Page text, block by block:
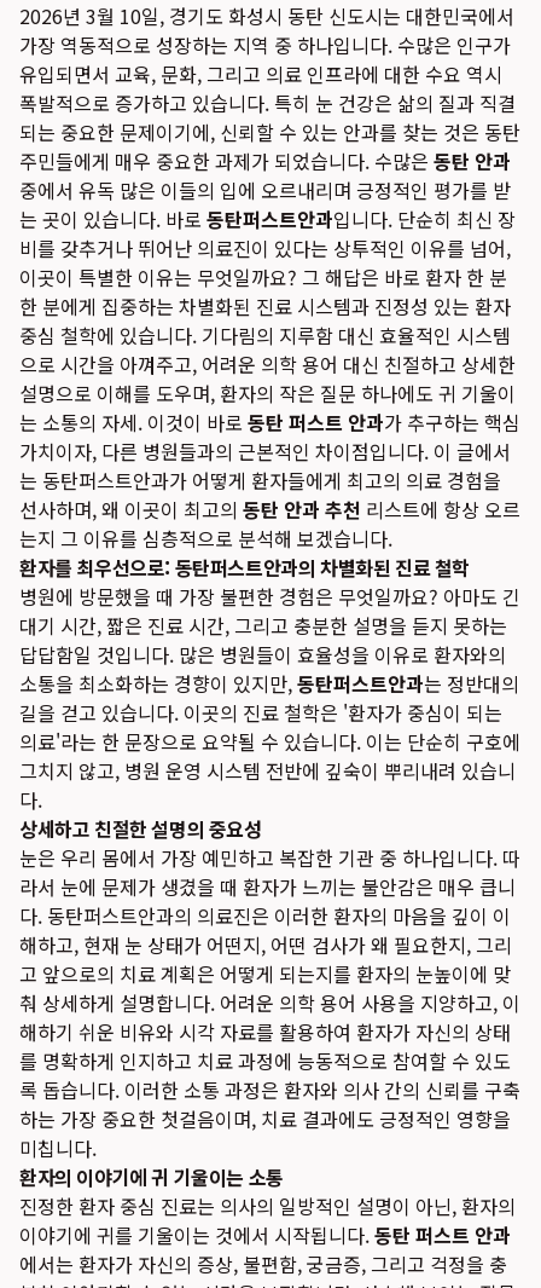
2026년 3월 10일, 경기도 화성시 동탄 신도시는 대한민국에서
가장 역동적으로 성장하는 지역 중 하나입니다. 수많은 인구가
유입되면서 교육, 문화, 그리고 의료 인프라에 대한 수요 역시
폭발적으로 증가하고 있습니다. 특히 눈 건강은 삶의 질과 직결
되는 중요한 문제이기에, 신뢰할 수 있는 안과를 찾는 것은 동탄
주민들에게 매우 중요한 과제가 되었습니다. 수많은 동탄 안과
중에서 유독 많은 이들의 입에 오르내리며 긍정적인 평가를 받
는 곳이 있습니다. 바로 동탄퍼스트안과입니다. 단순히 최신 장
비를 갖추거나 뛰어난 의료진이 있다는 상투적인 이유를 넘어,
이곳이 특별한 이유는 무엇일까요? 그 해답은 바로 환자 한 분
한 분에게 집중하는 차별화된 진료 시스템과 진정성 있는 환자
중심 철학에 있습니다. 기다림의 지루함 대신 효율적인 시스템
으로 시간을 아껴주고, 어려운 의학 용어 대신 친절하고 상세한
설명으로 이해를 도우며, 환자의 작은 질문 하나에도 귀 기울이
는 소통의 자세. 이것이 바로 동탄 퍼스트 안과가 추구하는 핵심
가치이자, 다른 병원들과의 근본적인 차이점입니다. 이 글에서
는 동탄퍼스트안과가 어떻게 환자들에게 최고의 의료 경험을
선사하며, 왜 이곳이 최고의 동탄 안과 추천 리스트에 항상 오르
는지 그 이유를 심층적으로 분석해 보겠습니다.
환자를 최우선으로: 동탄퍼스트안과의 차별화된 진료 철학
병원에 방문했을 때 가장 불편한 경험은 무엇일까요? 아마도 긴
대기 시간, 짧은 진료 시간, 그리고 충분한 설명을 듣지 못하는
답답함일 것입니다. 많은 병원들이 효율성을 이유로 환자와의
소통을 최소화하는 경향이 있지만,동탄퍼스트안과는 정반대의
길을 걷고 있습니다. 이곳의 진료 철학은 '환자가 중심이 되는
의료'라는 한 문장으로 요약될 수 있습니다. 이는 단순히 구호에
그치지 않고, 병원 운영 시스템 전반에 깊숙이 뿌리내려 있습니
다.
상세하고 친절한 설명의 중요성
눈은 우리 몸에서 가장 예민하고 복잡한 기관 중 하나입니다. 따
라서 눈에 문제가 생겼을 때 환자가 느끼는 불안감은 매우 큽니
다. 동탄퍼스트안과의 의료진은 이러한 환자의 마음을 깊이 이
해하고, 현재 눈 상태가 어떤지, 어떤 검사가 왜 필요한지, 그리
고 앞으로의 치료 계획은 어떻게 되는지를 환자의 눈높이에 맞
춰 상세하게 설명합니다. 어려운 의학 용어 사용을 지양하고, 이
해하기 쉬운 비유와 시각 자료를 활용하여 환자가 자신의 상태
를 명확하게 인지하고 치료 과정에 능동적으로 참여할 수 있도
록 돕습니다. 이러한 소통 과정은 환자와 의사 간의 신뢰를 구축
하는 가장 중요한 첫걸음이며, 치료 결과에도 긍정적인 영향을
미칩니다.
환자의 이야기에 귀 기울이는 소통
진정한 환자 중심 진료는 의사의 일방적인 설명이 아닌, 환자의
이야기에 귀를 기울이는 것에서 시작됩니다.동탄 퍼스트 안과
에서는 환자가 자신의 증상, 불편함, 궁금증, 그리고 걱정을 충